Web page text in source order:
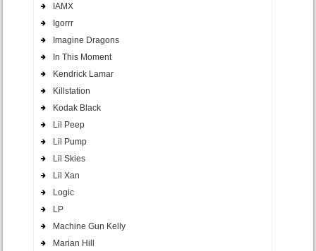
IAMX
Igorrr
Imagine Dragons
In This Moment
Kendrick Lamar
Killstation
Kodak Black
Lil Peep
Lil Pump
Lil Skies
Lil Xan
Logic
LP
Machine Gun Kelly
Marian Hill